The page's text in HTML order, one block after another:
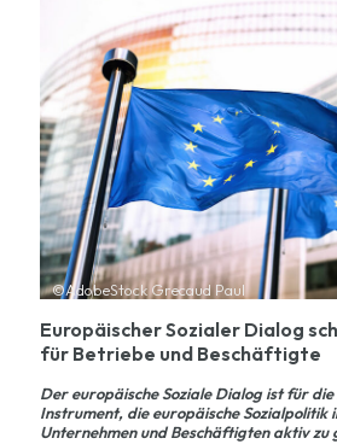
©AdobeStock Grecaud Paul
Europäischer Sozialer Dialog
für Betriebe und Beschäftigte
Der europäische Soziale Dialog ist für
Instrument, die europäische Sozialpolitik
Unternehmen und Beschäftigten aktiv zu